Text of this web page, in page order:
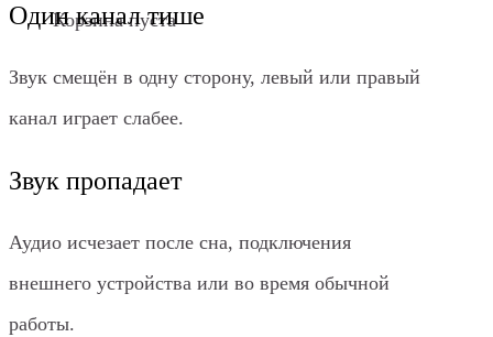
Корзина пуста
Один канал тише
Звук смещён в одну сторону, левый или правый
канал играет слабее.
Звук пропадает
Аудио исчезает после сна, подключения
внешнего устройства или во время обычной
работы.